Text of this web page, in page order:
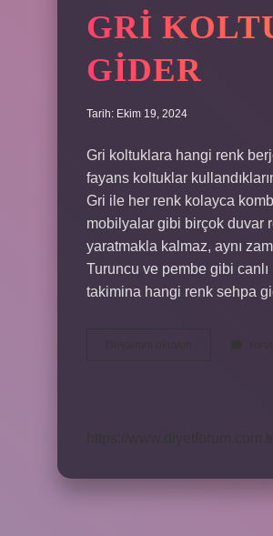
GRI
GIDER
Tarih: Ekim 19, 2024
Gri koltuklara hangi renk
fayans koltuklar
Gri ile her renk kolayca
mobilyalar gibi birçok duvar
yaratmakla kalmaz, aynı
Turuncu ve pembe gibi
takimina hangi renk sehpa